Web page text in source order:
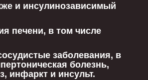
и инсулинозависимый
печени, в том числе
заболевания, в
болезнь,
инфаркт и инсульт.